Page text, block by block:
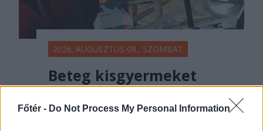
Főtér - Do Not Process My Personal Information
2026. AUGUSZTUS 08., SZOMBAT
Beteg kisgyermeket
szállított a mentős,
amikor megállt dinnyét